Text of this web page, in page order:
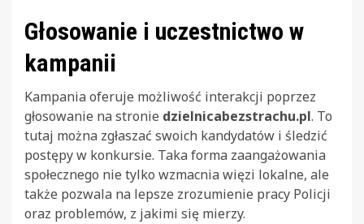
Głosowanie i uczestnictwo w
kampanii
Kampania oferuje możliwość interakcji poprzez
głosowanie na stronie dzielnicabezstrachu.pl. To
tutaj można zgłaszać swoich kandydatów i śledzić
postępy w konkursie. Taka forma zaangażowania
społecznego nie tylko wzmacnia więzi lokalne, ale
także pozwala na lepsze zrozumienie pracy Policji
oraz problemów, z jakimi się mierzy.